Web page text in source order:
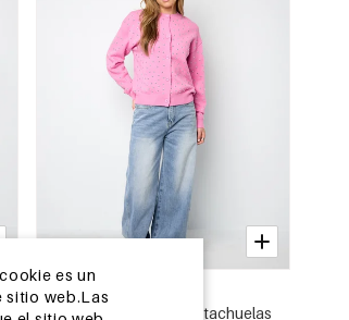
es un
sitio web.Las
2-5 DÍAS
El suéter con botones y tachuelas